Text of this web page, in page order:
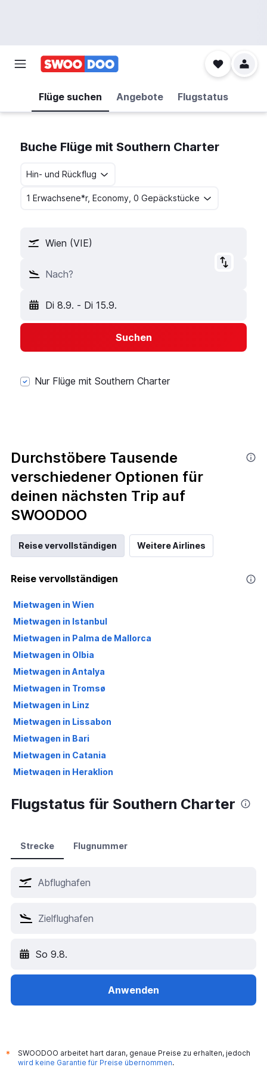
Flüge suchen Angebote Flugstatus
Buche Flüge mit Southern Charter
Hin- und Rückflug
1 Erwachsene*r, Economy, 0 Gepäckstücke
Wien (VIE)
Nach?
Di 8.9. - Di 15.9.
Suchen
Nur Flüge mit Southern Charter
Durchstöbere Tausende
verschiedener Optionen für
deinen nächsten Trip auf
SWOODOO
Reise vervollständigen Weitere Airlines
Reise vervollständigen
Mietwagen in Wien
Mietwagen in Istanbul
Mietwagen in Palma de Mallorca
Mietwagen in Olbia
Mietwagen in Antalya
Mietwagen in Tromsø
Mietwagen in Linz
Mietwagen in Lissabon
Mietwagen in Bari
Mietwagen in Catania
Mietwagen in Heraklion
Hotels in Istanbul
Hotels in London
Hotels in Bangkok
Hotels in München
Hotels in Hurghada
Flugstatus für Southern Charter
Strecke Flugnummer
So 9.8.
Anwenden
*
SWOODOO arbeitet hart daran, genaue Preise zu erhalten, jedoch
wird keine Garantie für Preise übernommen.